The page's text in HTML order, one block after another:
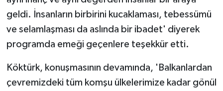
geldi. İnsanların birbirini kucaklaması, tebessümü
ve selamlaşması da aslında bir ibadet' diyerek
programda emeği geçenlere teşekkür etti.
Köktürk, konuşmasının devamında, 'Balkanlardan
çevremizdeki tüm komşu ülkelerimize kadar gönül